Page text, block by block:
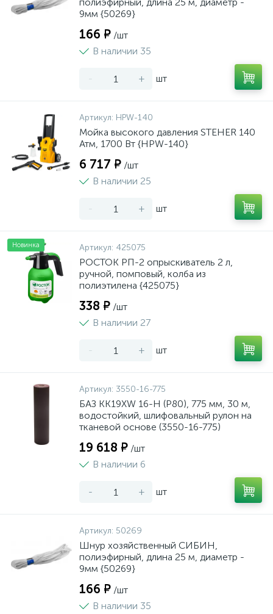
9мм {50269}
166 ₽ /шт
В наличии 35
- + шт
Артикул: HPW-140
Мойка высокого давления STEHER 140
Атм, 1700 Вт {HPW-140}
6 717 ₽ /шт
В наличии 25
- + шт
Новинка Артикул: 425075
РОСТОК РП-2 опрыскиватель 2 л,
ручной, помповый, колба из
полиэтилена {425075}
338 ₽ /шт
В наличии 27
- + шт
Артикул: 3550-16-775
БАЗ KK19XW 16-H (Р80), 775 мм, 30 м,
водостойкий, шлифовальный рулон на
тканевой основе (3550-16-775)
19 618 ₽ /шт
В наличии 6
- + шт
Артикул: 50269
Шнур хозяйственный СИБИН,
полиэфирный, длина 25 м, диаметр -
9мм {50269}
166 ₽ /шт
В наличии 35